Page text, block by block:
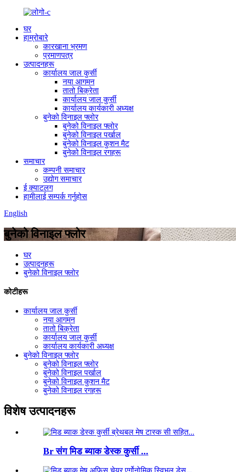
घर
हाम्रोबारे
कारखाना भ्रमण
प्रमाणपत्र
उत्पादनहरू
कार्यालय जाल कुर्सी
नया आगमन
तातो बिक्रेता
कार्यालय जाल कुर्सी
कार्यालय कार्यकारी अध्यक्ष
बुनेको विनाइल फ्लोर
बुनेको विनाइल फ्लोर
बुनेको विनाइल पर्खाल
बुनेको विनाइल कुशन मैट
बुनेको विनाइल रगहरू
समाचार
कम्पनी समाचार
उद्योग समाचार
ई क्याटलग
हामीलाई सम्पर्क गर्नुहोस
English
बुनेको विनाइल फ्लोर
घर
उत्पादनहरू
बुनेको विनाइल फ्लोर
कोटीहरू
कार्यालय जाल कुर्सी
नया आगमन
तातो बिक्रेता
कार्यालय जाल कुर्सी
कार्यालय कार्यकारी अध्यक्ष
बुनेको विनाइल फ्लोर
बुनेको विनाइल फ्लोर
बुनेको विनाइल पर्खाल
बुनेको विनाइल कुशन मैट
बुनेको विनाइल रगहरू
विशेष उत्पादनहरू
Br संग मिड ब्याक डेस्क कुर्सी ...